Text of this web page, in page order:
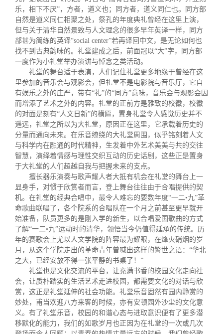
乐，相下不厌”，方者，道义也；同方者，道义同仁也。同方部
自然是道义同仁相聚之处，祭孔的年度典礼曾经在这里上演，
但与关于清华自然景致与人文理念的很多早年英译一样，同方
部甚为简练的英译“social center”若再译回中文，是无论如何也
找不到古典韵味的。礼堂建成之后，前面冠以“大”字，同方部
一度作为小礼堂举办演讲与悼念之类活动。
礼堂的舞台适于表演，人们记住礼堂更多地缘于曾经在这
里参加的音乐会与观影会，但礼堂不是电影院与音乐厅，它自
有娱乐之外的庄严，带有“礼”的“同方”意味，音乐会与观影会因
而增添了艺术之外的内容。礼堂的正前方是雅致的校徽，校徽
的对面是刻有“人文日新”的横匾，置身礼堂令人感觉历史并不
遥远，礼堂之所以为大礼堂，原因正在这里，它承载着历史的
分量而通向未来。在乐音缭绕的大礼堂周围，似乎铭刻着人文
与科学内在融通的时代精神，生发着中外艺术美美与共的交往
智慧，演绎着情感与理性交织互动的历史话剧，这些正是置身
于大礼堂的人们超越自我与把握未来的支点。
擅长器乐演奏与歌声耀人者大抵有机会在礼堂的舞台上一
显身手，对惯于欣赏者而言，登上舞台往往由于合唱提供的契
机。在礼堂的经典合唱中，最令人难忘的要数年度“一二•九”革
命歌曲联唱了，各个院系的合唱队在一个月之前甚至更早就开
始准备，队员更多的是刚入学的新生，以合唱爱国歌曲的方式
了解“一二•九”运动时的清华，领悟当今仍值得延承的传统。历
年的赛歌会上尤以人文学院的阵容最为耀眼，在烽火硝烟的岁
月，从这个学院走出的革命青年曾喊出这样的警世之语：“华北
之大，已经安放不得一张平静的书桌了！”
礼堂也是文化交流的平台，让充满书香的校园文化走向社
会，让质朴踏实的生活艺术走进校园，都需要文化的对话与欣
赏，这正是礼堂延伸的社会功能。礼堂乐音固然有园内静赏的
妙处，甫当欢迎八方来客的时候，亦有安顿园外沙尘的文化意
义。有了礼堂乐音，校园的和谐心态与进取意识便有了更多潜
移默化的能力，我们的如歌岁月也正因为在礼堂的一次或几次